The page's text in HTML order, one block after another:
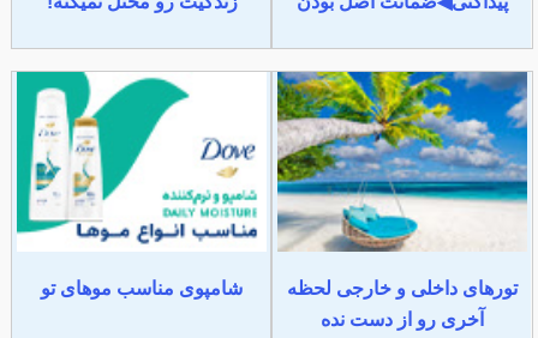
تورهای داخلی و خارجی لحظه
آخری رو از دست نده
شامپوی مناسب موهای تو